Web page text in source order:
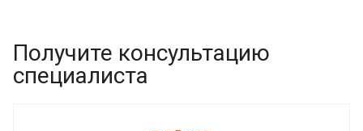
Получите консультацию
специалиста